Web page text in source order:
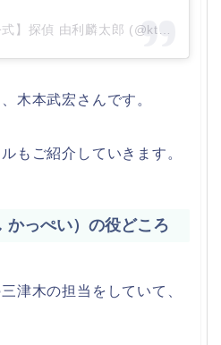
木本武宏さんです。
もご紹介していきます。
かっぺい）の役どころ
津木の担当をしていて、